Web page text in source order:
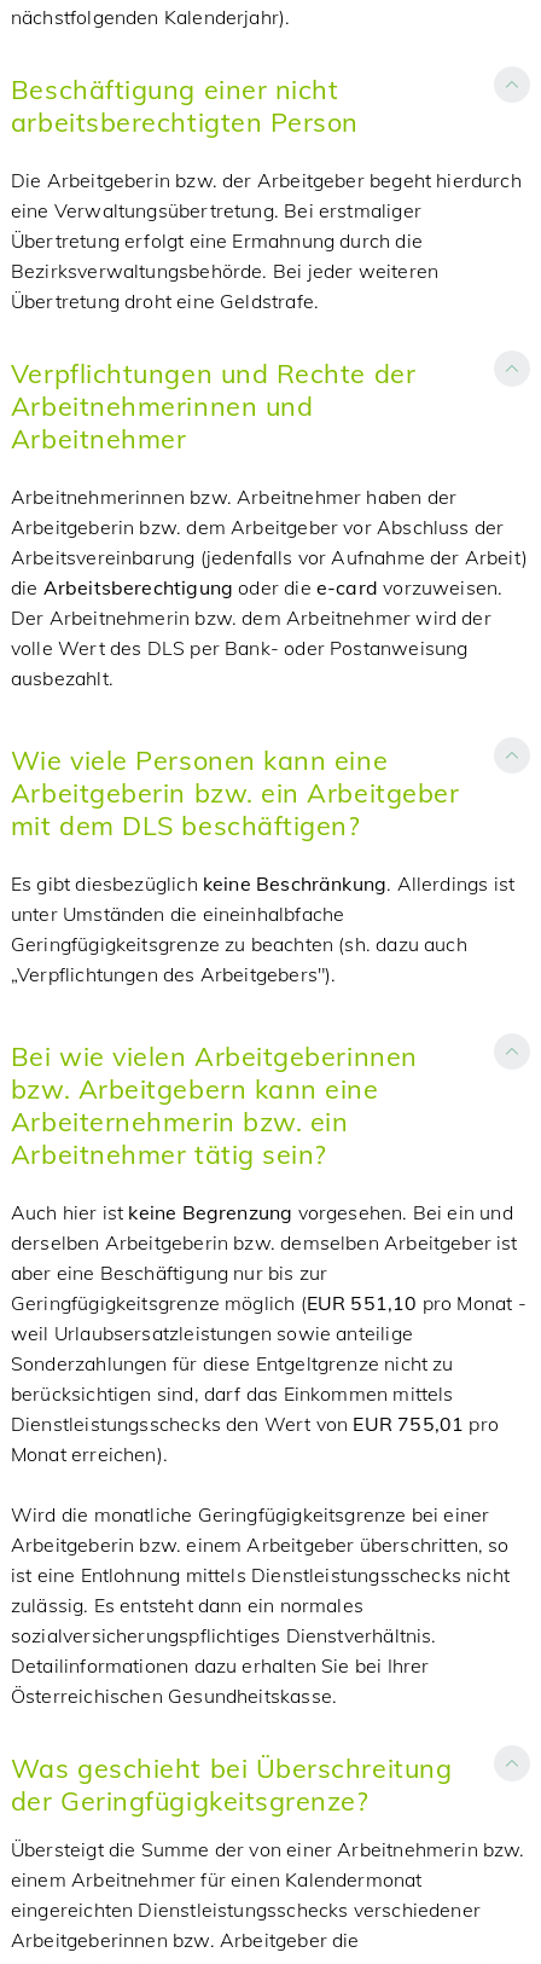
nächstfolgenden Kalenderjahr).
Beschäftigung einer nicht
arbeitsberechtigten Person
Die Arbeitgeberin bzw. der Arbeitgeber begeht hierdurch
eine Verwaltungsübertretung. Bei erstmaliger
Übertretung erfolgt eine Ermahnung durch die
Bezirksverwaltungsbehörde. Bei jeder weiteren
Übertretung droht eine Geldstrafe.
Verpflichtungen und Rechte der
Arbeitnehmerinnen und
Arbeitnehmer
Arbeitnehmerinnen bzw. Arbeitnehmer haben der
Arbeitgeberin bzw. dem Arbeitgeber vor Abschluss der
Arbeitsvereinbarung (jedenfalls vor Aufnahme der Arbeit)
die Arbeitsberechtigungoder die e-cardvorzuweisen.
Der Arbeitnehmerin bzw. dem Arbeitnehmer wird der
volle Wert des DLS per Bank- oder Postanweisung
ausbezahlt.
Wie viele Personen kann eine
Arbeitgeberin bzw. ein Arbeitgeber
mit dem DLS beschäftigen?
Es gibt diesbezüglich keine Beschränkung. Allerdings ist
unter Umständen die eineinhalbfache
Geringfügigkeitsgrenze zu beachten (sh. dazu auch
„Verpflichtungen des Arbeitgebers").
Bei wie vielen Arbeitgeberinnen
bzw. Arbeitgebern kann eine
Arbeiternehmerin bzw. ein
Arbeitnehmer tätig sein?
Auch hier ist keine Begrenzung vorgesehen. Bei ein und
derselben Arbeitgeberin bzw. demselben Arbeitgeber ist
aber eine Beschäftigung nur bis zur
Geringfügigkeitsgrenze möglich (EUR 551,10 pro Monat -
weil Urlaubsersatzleistungen sowie anteilige
Sonderzahlungen für diese Entgeltgrenze nicht zu
berücksichtigen sind, darf das Einkommen mittels
Dienstleistungsschecks den Wert von EUR 755,01 pro
Monat erreichen).
Wird die monatliche Geringfügigkeitsgrenze bei einer
Arbeitgeberin bzw. einem Arbeitgeber überschritten, so
ist eine Entlohnung mittels Dienstleistungsschecks nicht
zulässig. Es entsteht dann ein normales
sozialversicherungspflichtiges Dienstverhältnis.
Detailinformationen dazu erhalten Sie bei Ihrer
Österreichischen Gesundheitskasse.
Was geschieht bei Überschreitung
der Geringfügigkeitsgrenze?
Übersteigt die Summe der von einer Arbeitnehmerin bzw.
einem Arbeitnehmer für einen Kalendermonat
eingereichten Dienstleistungsschecks verschiedener
Arbeitgeberinnen bzw. Arbeitgeber die